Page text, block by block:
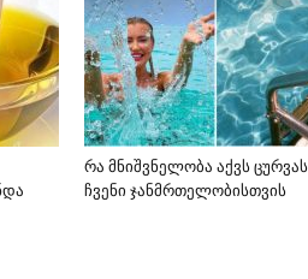
რა მნიშვნელობა აქვს ცურვას
ჩვენი ჯანმრთელობისთვის